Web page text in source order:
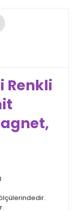
Renkli
ölçülerindedir.